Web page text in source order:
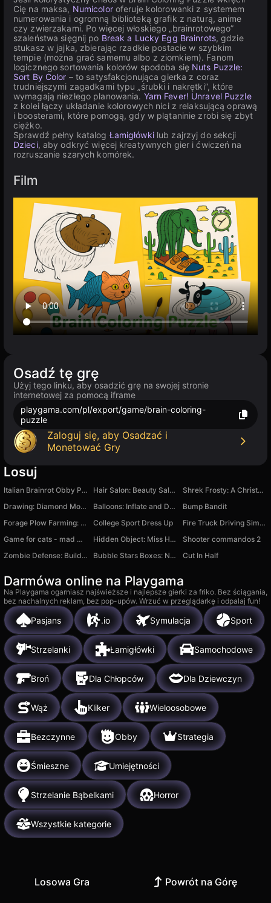
Cię na maksa, Numicoloroferuje kolorowanki z systemem
numerowania i ogromną biblioteką grafik z naturą, anime
czy zwierzakami. Po więcej włoskiego „brainrotowego”
szaleństwa sięgnij po Break a Lucky Egg Brainrots, gdzie
stukasz w jajka, zbierając rzadkie postacie w szybkim
tempie (można grać samemu albo z ziomkiem). Fanom
logicznego sortowania kolorów spodoba się Nuts Puzzle:
Sort By Color – to satysfakcjonująca gierka z coraz
trudniejszymi zagadkami typu „śrubki i nakrętki”, które
wymagają niezłego planowania. Yarn Fever! Unravel Puzzle
z kolei łączy układanie kolorowych nici z relaksującą oprawą
i boosterami, które pomogą, gdy w plątaninie zrobi się zbyt
ciężko.
Sprawdź pełny katalog Łamigłówkilub zajrzyj do sekcji
Dzieci, aby odkryć więcej kreatywnych gier i ćwiczeń na
rozruszanie szarych komórek.
Film
Osadź tę grę
Użyj tego linku, aby osadzić grę na swojej stronie
internetowej za pomocą iframe
playgama.com/pl/export/game/brain-coloring-
puzzle
Zaloguj się, aby Osadzać i
Monetować Gry
Losuj
Italian Brainrot Obby Parkour Hair Salon: Beauty Salon Game
Shrek Frosty: A Christmas Adventure
Drawing: Diamond Mosaic
Balloons: Inflate and DO NOT pop!
Bump Bandit
Forage Plow Farming: Harvest Tractor Simulator
College Sport Dress Up
Fire Truck Driving Simulator
Game for cats - mad mice
Hidden Object: Miss Holmes and her cat
Shooter commandos 2
Zombie Defense: Building Clearance
Bubble Stars Boxes: Nori & Wendy Cut In Half
Darmówa online na Playgama
Na Playgama ogarniasz najświeższe i najlepsze gierki za friko. Bez ściągania,
bez nachalnych reklam, bez pop-upów. Wrzuć w przeglądarkę i odpalaj fun!
Pasjans .io Symulacja Sport
Strzelanki Łamigłówki Samochodowe
Broń Dla Chłopców Dla Dziewczyn
Wąż Kliker Wieloosobowe
Bezczynne Obby Strategia
Śmieszne Umiejętności
Strzelanie Bąbelkami Horror
Wszystkie kategorie
Losowa Gra Powrót na Górę